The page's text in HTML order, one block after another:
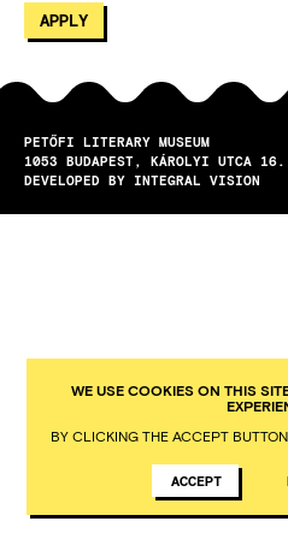
PETŐFI LITERARY MUSEUM
1053
BUDAPEST
KÁROLYI UTCA 16.
DEVELOPED BY INTEGRAL VISION
WE USE COOKIES ON THIS
BY CLICKING THE ACCEPT
ACCEPT